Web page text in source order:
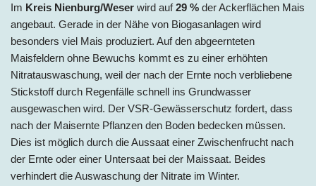
Im Kreis Nienburg/Weser wird auf29 % der Ackerflächen Mais
angebaut. Gerade in der Nähe von Biogasanlagen wird
besonders viel Mais produziert. Auf den abgeernteten
Maisfeldern ohne Bewuchs kommt es zu einer erhöhten
Nitratauswaschung, weil der nach der Ernte noch verbliebene
Stickstoff durch Regenfälle schnell ins Grundwasser
ausgewaschen wird. Der VSR-Gewässerschutz fordert, dass
nach der Maisernte Pflanzen den Boden bedecken müssen.
Dies ist möglich durch die Aussaat einer Zwischenfrucht nach
der Ernte oder einer Untersaat bei der Maissaat. Beides
verhindert die Auswaschung der Nitrate im Winter.